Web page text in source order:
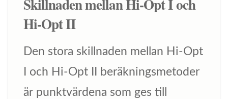
Skillnaden mellan Hi-Opt I och
Hi-Opt II
Den stora skillnaden mellan Hi-Opt
I och Hi-Opt II beräkningsmetoder
är punktvärdena som ges till